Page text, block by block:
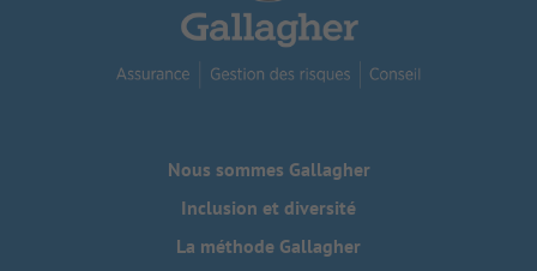
Nous sommes Gallagher
Inclusion et diversité
La méthode Gallagher